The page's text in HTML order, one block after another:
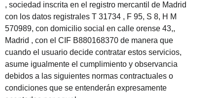
, sociedad inscrita en el registro mercantil de Madrid
con los datos registrales T 31734 , F 95, S 8, H M
570989, con domicilio social en calle orense 43,,
Madrid , con el CIF B880168370 de manera que
cuando el usuario decide contratar estos servicios,
asume igualmente el cumplimiento y observancia
debidos a las siguientes normas contractuales o
condiciones que se entenderán expresamente